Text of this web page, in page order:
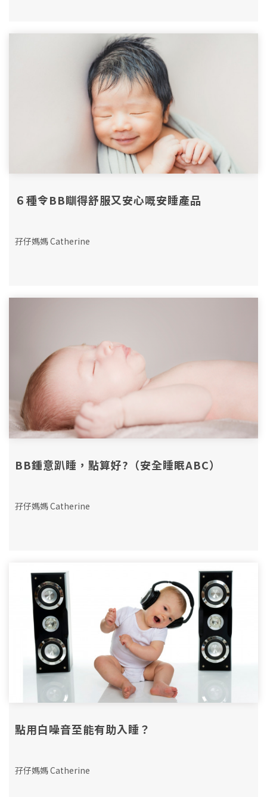
６種令BB瞓得舒服又安心嘅安睡產品
孖仔媽媽 Catherine
BB鍾意趴睡，點算好?（安全睡眠ABC）
孖仔媽媽 Catherine
點用白噪音至能有助入睡？
孖仔媽媽 Catherine